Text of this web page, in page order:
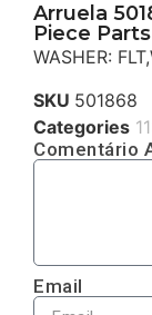
Arruela
Piece Parts
WASHER:
SKU 501868
Categories
Comentário
Email